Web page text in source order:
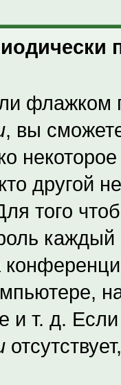
флажком
, вы
другой
того
и т. д.